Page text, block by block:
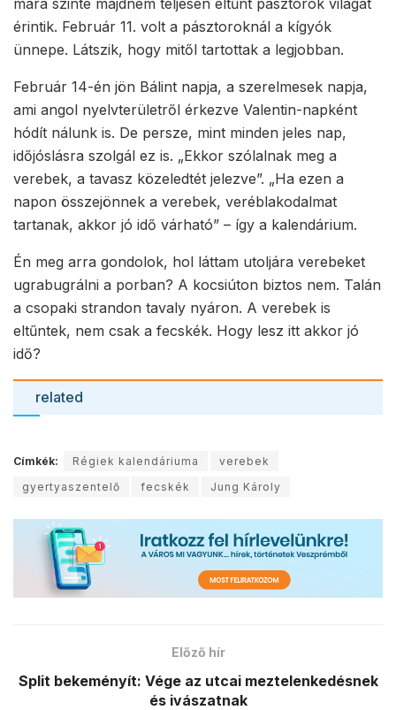
érintik. Február 11. volt a pásztoroknál a kígyók
ünnepe. Látszik, hogy mitől tartottak a legjobban.
Február 14-én jön Bálint napja, a szerelmesek napja,
ami angol nyelvterületről érkezve Valentin-napként
hódít nálunk is. De persze, mint minden jeles nap,
időjóslásra szolgál ez is. „Ekkor szólalnak meg a
verebek, a tavasz közeledtét jelezve”. „Ha ezen a
napon összejönnek a verebek, veréblakodalmat
tartanak, akkor jó idő várható” – így a kalendárium.
Én meg arra gondolok, hol láttam utoljára verebeket
ugrabugrálni a porban? A kocsiúton biztos nem. Talán
a csopaki strandon tavaly nyáron. A verebek is
eltűntek, nem csak a fecskék. Hogy lesz itt akkor jó
idő?
related
Címkék: Régiek kalendáriuma
verebek
gyertyaszentelő
fecskék Jung Károly
Előző hír
Split bekeményít: Vége az utcai meztelenkedésnek
és ivászatnak